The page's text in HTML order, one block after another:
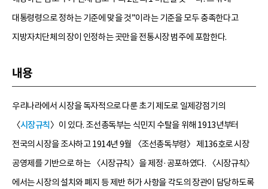
대통령령으로 정하는 기준에 맞을 것”이라는 기준을 모두 충족한다고
지방자치단체의 장이 인정하는 곳만을 전통시장 범주에 포함한다.
내용
우리나라에서 시장을 독자적으로 다룬 초기 제도로 일제강점기의
〈시장규칙〉이 있다. 조선총독부는 식민지 수탈을 위해 1913년부터
전국의 시장을 조사하고 1914년 9월 〈조선총독부령〉 제136호로 시장
공영제를 기반으로 하는 〈시장규칙〉을 제정·공포하였다. 〈시장규칙〉
에서는 시장의 설치와 폐지 등 제반 허가 사항을 각도의 장관이 담당하도록